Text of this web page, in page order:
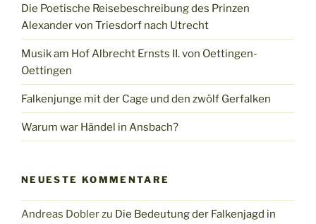
Die Poetische Reisebeschreibung des Prinzen
Alexander von Triesdorf nach Utrecht
Musik am Hof Albrecht Ernsts II. von Oettingen-
Oettingen
Falkenjunge mit der Cage und den zwölf Gerfalken
Warum war Händel in Ansbach?
NEUESTE KOMMENTARE
Andreas Doblerzu Die Bedeutung der Falkenjagd in